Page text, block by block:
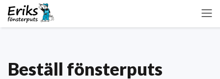
Beställ fönsterputs